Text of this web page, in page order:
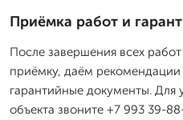
Приёмка работ и
После завершения всех
приёмку, даём
гарантийные документы. Для
объекта звоните +7 993 39-